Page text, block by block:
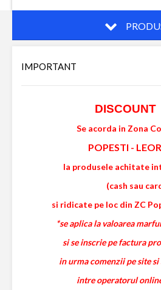
Contact
IMPORTANT
DISCOUNT
Se acorda in Zona
POPESTI -
la produsele achitate
(cash sau
si ridicate pe loc din ZC
*se aplica la valoarea
si se inscrie pe factura
in urma comenzii pe site
intre operatorul